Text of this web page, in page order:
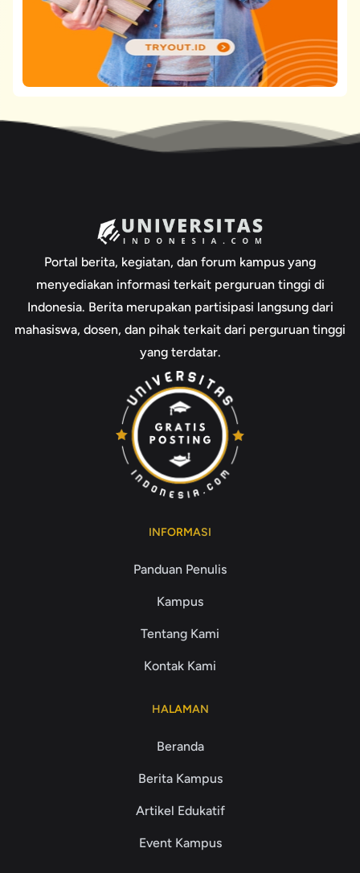
Portal berita, kegiatan, dan forum kampus yang
menyediakan informasi terkait perguruan tinggi di
Indonesia. Berita merupakan partisipasi langsung dari
mahasiswa, dosen, dan pihak terkait dari perguruan tinggi
yang terdatar.
INFORMASI
Panduan Penulis
Kampus
Tentang Kami
Kontak Kami
HALAMAN
Beranda
Berita Kampus
Artikel Edukatif
Event Kampus